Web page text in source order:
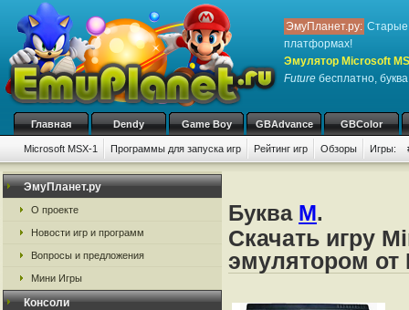
ЭмуПланет.ру: Старые
платформах!
Эмулятор Microsoft
Future бесплатно,
Главная Dendy Game Boy GBAdvance GBColor
Microsoft MSX-1 Программы для запуска игр Рейтинг игр Обзоры Игры:
ЭмуПланет.ру
О проекте
Новости игр и программ
Вопросы и предложения
Мини Игры
Консоли
Буква M.
Скачать игру
эмулятором от